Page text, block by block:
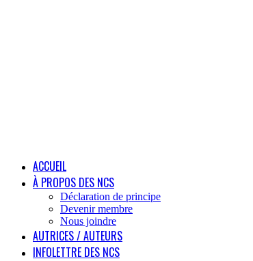
ACCUEIL
À PROPOS DES NCS
Déclaration de principe
Devenir membre
Nous joindre
AUTRICES / AUTEURS
INFOLETTRE DES NCS